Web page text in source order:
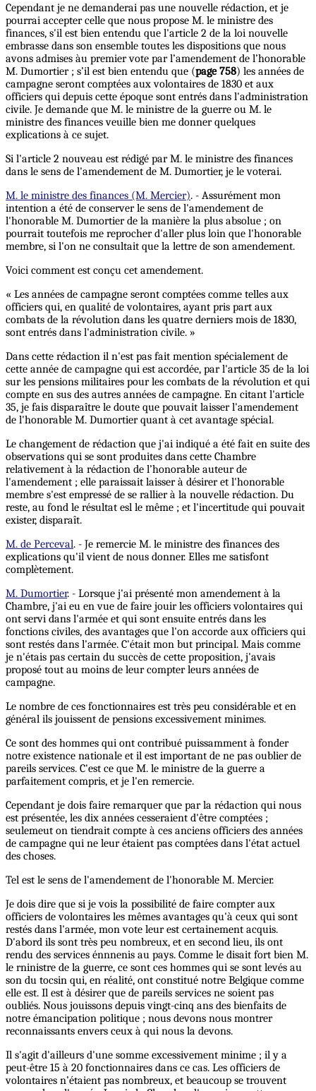
Cependant je ne demanderai pas une nouvelle rédaction, et je
pourrai accepter celle que nous propose M. le ministre des
finances, s'il est bien entendu que l'article 2 de la loi nouvelle
embrasse dans son ensemble toutes les dispositions que nous
avons admises àu premier vote par l’amendement de l’honorable
M. Dumortier ; s’il est bien entendu que (page 758) les années de
campagne seront comptées aux volontaires de 1830 et aux
officiers qui depuis cette époque sont entrés dans l'administration
civile. Je demande que M. le ministre de la guerre ou M. le
ministre des finances veuille bien me donner quelques
explications à ce sujet.
Si l'article 2 nouveau est rédigé par M. le ministre des finances
dans le sens de l'amendement de M. Dumortier, je le voterai.
M. le ministre des finances (M. Mercier). - Assurément mon
intention a été de conserver le sens de l'amendement de
l'honorable M. Dumortier de la manière la plus absolue ; on
pourrait toutefois me reprocher d'aller plus loin que l'honorable
membre, si l'on ne consultait que la lettre de son amendement.
Voici comment est conçu cet amendement.
« Les années de campagne seront comptées comme telles aux
officiers qui, en qualité de volontaires, ayant pris part aux
combats de la révolution dans les quatre derniers mois de 1830,
sont entrés dans l'administration civile. »
Dans cette rédaction il n'est pas fait mention spécialement de
cette année de campagne qui est accordée, par l'article 35 de la loi
sur les pensions militaires pour les combats de la révolution et qui
compte en sus des autres années de campagne. En citant l'article
35, je fais disparaître le doute que pouvait laisser l'amendement
de l'honorable M. Dumortier quant à cet avantage spécial.
Le changement de rédaction que j'ai indiqué a été fait en suite des
observations qui se sont produites dans cette Chambre
relativement à la rédaction de l’honorable auteur de
l'amendement ; elle paraissait laisser à désirer et l'honorable
membre s'est empressé de se rallier à la nouvelle rédaction. Du
reste, au fond le résultat esl le même ; et l'incertitude qui pouvait
exister, disparaît.
M. de Perceval. - Je remercie M. le ministre des finances des
explications qu'il vient de nous donner. Elles me satisfont
complètement.
M. Dumortier. - Lorsque j'ai présenté mon amendement à la
Chambre, j'ai eu en vue de faire jouir les officiers volontaires qui
ont servi dans l'armée et qui sont ensuite entrés dans les
fonctions civiles, des avantages que l'on accorde aux officiers qui
sont restés dans l'armée. C'était mon but principal. Mais comme
je n'étais pas certain du succès de cette proposition, j'avais
proposé tout au moins de leur compter leurs années de
campagne.
Le nombre de ces fonctionnaires est très peu considérable et en
général ils jouissent de pensions excessivement minimes.
Ce sont des hommes qui ont contribué puissamment à fonder
notre existence nationale et il est important de ne pas oublier de
pareils services. C'est ce que M. le ministre de la guerre a
parfaitement compris, et je l'en remercie.
Cependant je dois faire remarquer que par la rédaction qui nous
est présentée, les dix années cesseraient d'être comptées ;
seulemeut on tiendrait compte à ces anciens officiers des années
de campagne qui ne leur étaient pas comptées dans l'état actuel
des choses.
Tel est le sens de l'amendement de l'honorable M. Mercier.
Je dois dire que si je vois la possibilité de faire compter aux
officiers de volontaires les mêmes avantages qu'à ceux qui sont
restés dans l'armée, mon vote leur est certainement acquis.
D'abord ils sont très peu nombreux, et en second lieu, ils ont
rendu des services énnnenis au pays. Comme le disait fort bien M.
le rninistre de la guerre, ce sont ces hommes qui se sont levés au
son du tocsin qui, en réalité, ont constitué notre Belgique comme
elle est. Il est à désirer que de pareils services ne soient pas
oubliés. Nous jouissons depuis vingt-cinq ans des bienfaits de
notre émancipation politique ; nous devons nous montrer
reconnaissants envers ceux à qui nous la devons.
Il s'agit d'ailleurs d'une somme excessivement minime ; il y a
peut-être 15 à 20 fonctionnaires dans ce cas. Les officiers de
volontaires n’étaient pas nombreux, et beaucoup se trouvent